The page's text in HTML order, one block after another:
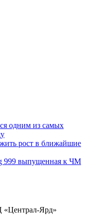
одним из самых
рост в ближайшие
999 выпущенная к ЧМ
«Централ-Ярд»